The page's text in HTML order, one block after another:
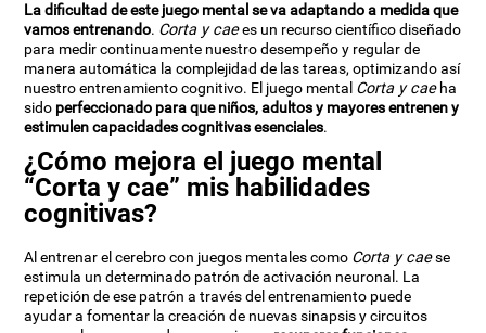
La dificultad de este juego mental se va adaptando a medida que
vamos entrenando. Corta y caees un recurso científico diseñado
para medir continuamente nuestro desempeño y regular de
manera automática la complejidad de las tareas, optimizando así
nuestro entrenamiento cognitivo. El juego mental Corta y caeha
sido perfeccionado para que niños, adultos y mayores entrenen y
estimulen capacidades cognitivas esenciales.
¿Cómo mejora el juego mental
“Corta y cae” mis habilidades
cognitivas?
Al entrenar el cerebro con juegos mentales como Corta y caese
estimula un determinado patrón de activación neuronal. La
repetición de ese patrón a través del entrenamiento puede
ayudar a fomentar la creación de nuevas sinapsis y circuitos